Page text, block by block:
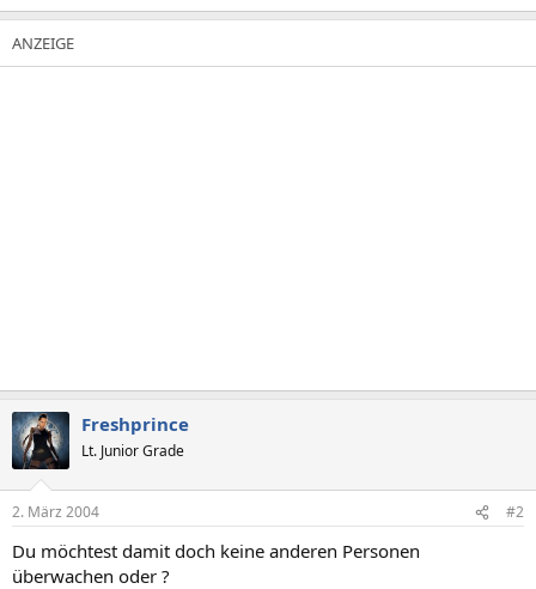
Freshprince
Lt. Junior Grade
2. März 2004 #2
Du möchtest damit doch keine anderen Personen
überwachen oder ?